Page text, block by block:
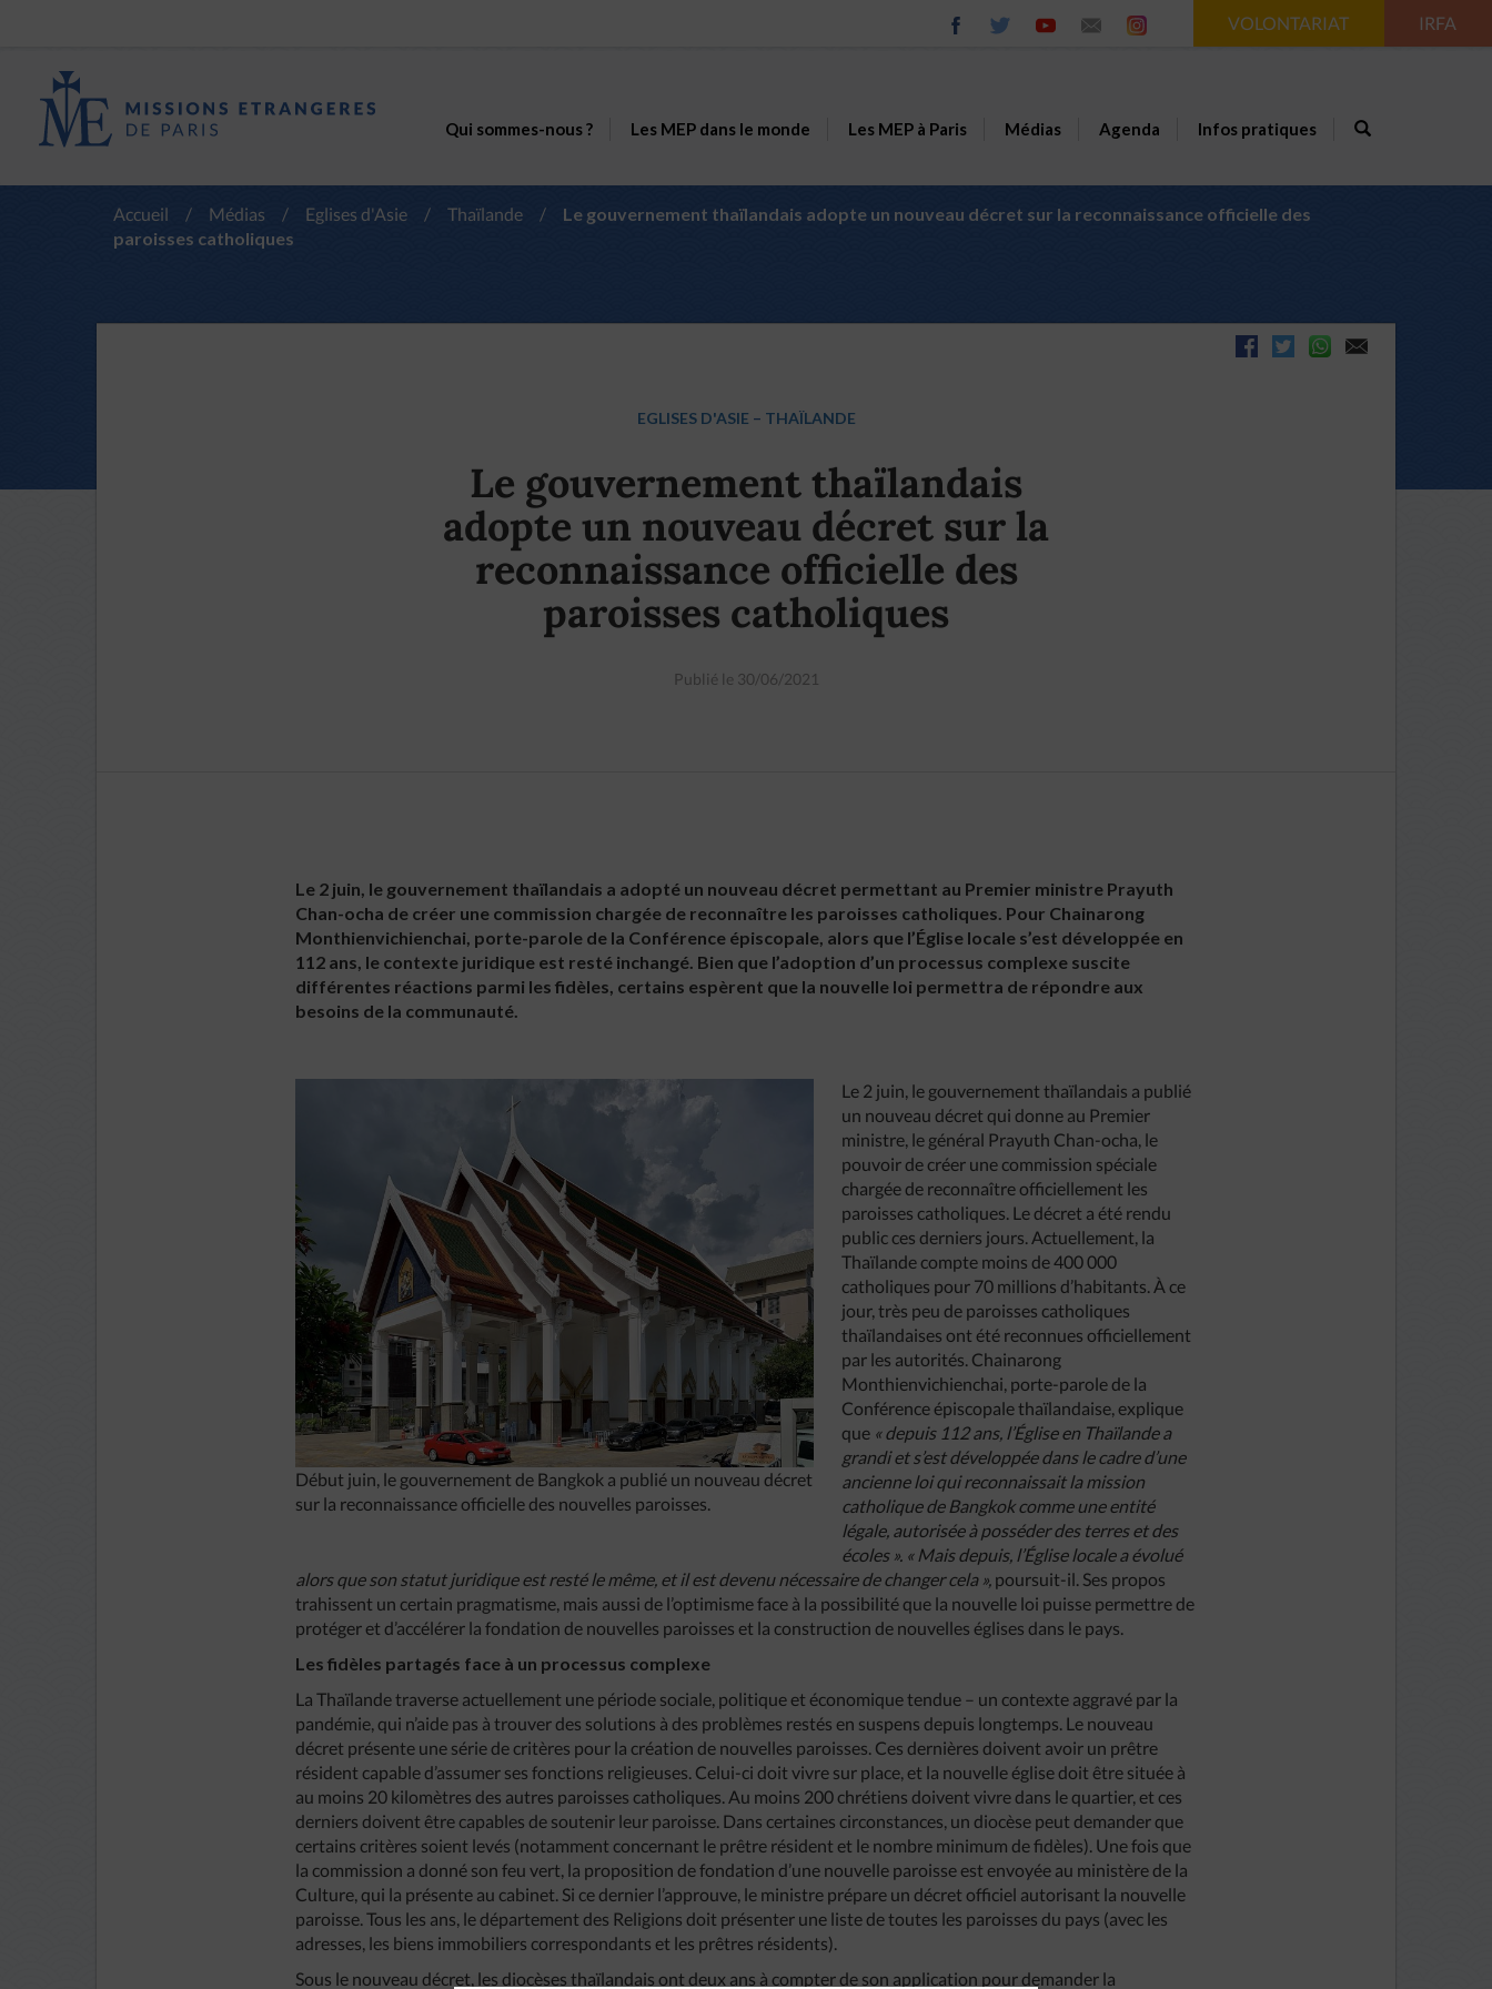
VOLONTARIAT IRFA
Qui sommes-nous ? Les MEP dans le monde Les MEP à Paris Médias Agenda Infos pratiques
Accueil / Médias / Eglises d'Asie / Thaïlande /
Le gouvernement thaïlandais adopte un nouveau décret sur la reconnaissance officielle des
paroisses catholiques
EGLISES D'ASIE – THAÏLANDE
Le gouvernement thaïlandais
adopte un nouveau décret sur la
reconnaissance officielle des
paroisses catholiques
Publié le 30/06/2021
Le 2 juin, le gouvernement thaïlandais a adopté un nouveau décret permettant au Premier ministre Prayuth
Chan-ocha de créer une commission chargée de reconnaître les paroisses catholiques. Pour Chainarong
Monthienvichienchai, porte-parole de la Conférence épiscopale, alors que l’Église locale s’est développée en
112 ans, le contexte juridique est resté inchangé. Bien que l’adoption d’un processus complexe suscite
différentes réactions parmi les fidèles, certains espèrent que la nouvelle loi permettra de répondre aux
besoins de la communauté.
Début juin, le gouvernement de Bangkok a publié un nouveau décret
sur la reconnaissance officielle des nouvelles paroisses.
Le 2 juin, le gouvernement thaïlandais a publié
un nouveau décret qui donne au Premier
ministre, le général Prayuth Chan-ocha, le
pouvoir de créer une commission spéciale
chargée de reconnaître officiellement les
paroisses catholiques. Le décret a été rendu
public ces derniers jours. Actuellement, la
Thaïlande compte moins de 400 000
catholiques pour 70 millions d’habitants. À ce
jour, très peu de paroisses catholiques
thaïlandaises ont été reconnues officiellement
par les autorités. Chainarong
Monthienvichienchai, porte-parole de la
Conférence épiscopale thaïlandaise, explique
que « depuis 112 ans, l’Église en Thaïlande a
grandi et s’est développée dans le cadre d’une
ancienne loi qui reconnaissait la mission
catholique de Bangkok comme une entité
légale, autorisée à posséder des terres et des
écoles ». « Mais depuis, l’Église locale a évolué
alors que son statut juridique est resté le même, et il est devenu nécessaire de changer cela », poursuit-il. Ses propos
trahissent un certain pragmatisme, mais aussi de l’optimisme face à la possibilité que la nouvelle loi puisse permettre de
protéger et d’accélérer la fondation de nouvelles paroisses et la construction de nouvelles églises dans le pays.
Les fidèles partagés face à un processus complexe
La Thaïlande traverse actuellement une période sociale, politique et économique tendue – un contexte aggravé par la
pandémie, qui n’aide pas à trouver des solutions à des problèmes restés en suspens depuis longtemps. Le nouveau
décret présente une série de critères pour la création de nouvelles paroisses. Ces dernières doivent avoir un prêtre
résident capable d’assumer ses fonctions religieuses. Celui-ci doit vivre sur place, et la nouvelle église doit être située à
au moins 20 kilomètres des autres paroisses catholiques. Au moins 200 chrétiens doivent vivre dans le quartier, et ces
derniers doivent être capables de soutenir leur paroisse. Dans certaines circonstances, un diocèse peut demander que
certains critères soient levés (notamment concernant le prêtre résident et le nombre minimum de fidèles). Une fois que
la commission a donné son feu vert, la proposition de fondation d’une nouvelle paroisse est envoyée au ministère de la
Culture, qui la présente au cabinet. Si ce dernier l’approuve, le ministre prépare un décret officiel autorisant la nouvelle
paroisse. Tous les ans, le département des Religions doit présenter une liste de toutes les paroisses du pays (avec les
adresses, les biens immobiliers correspondants et les prêtres résidents).
Sous le nouveau décret, les diocèses thaïlandais ont deux ans à compter de son application pour demander la